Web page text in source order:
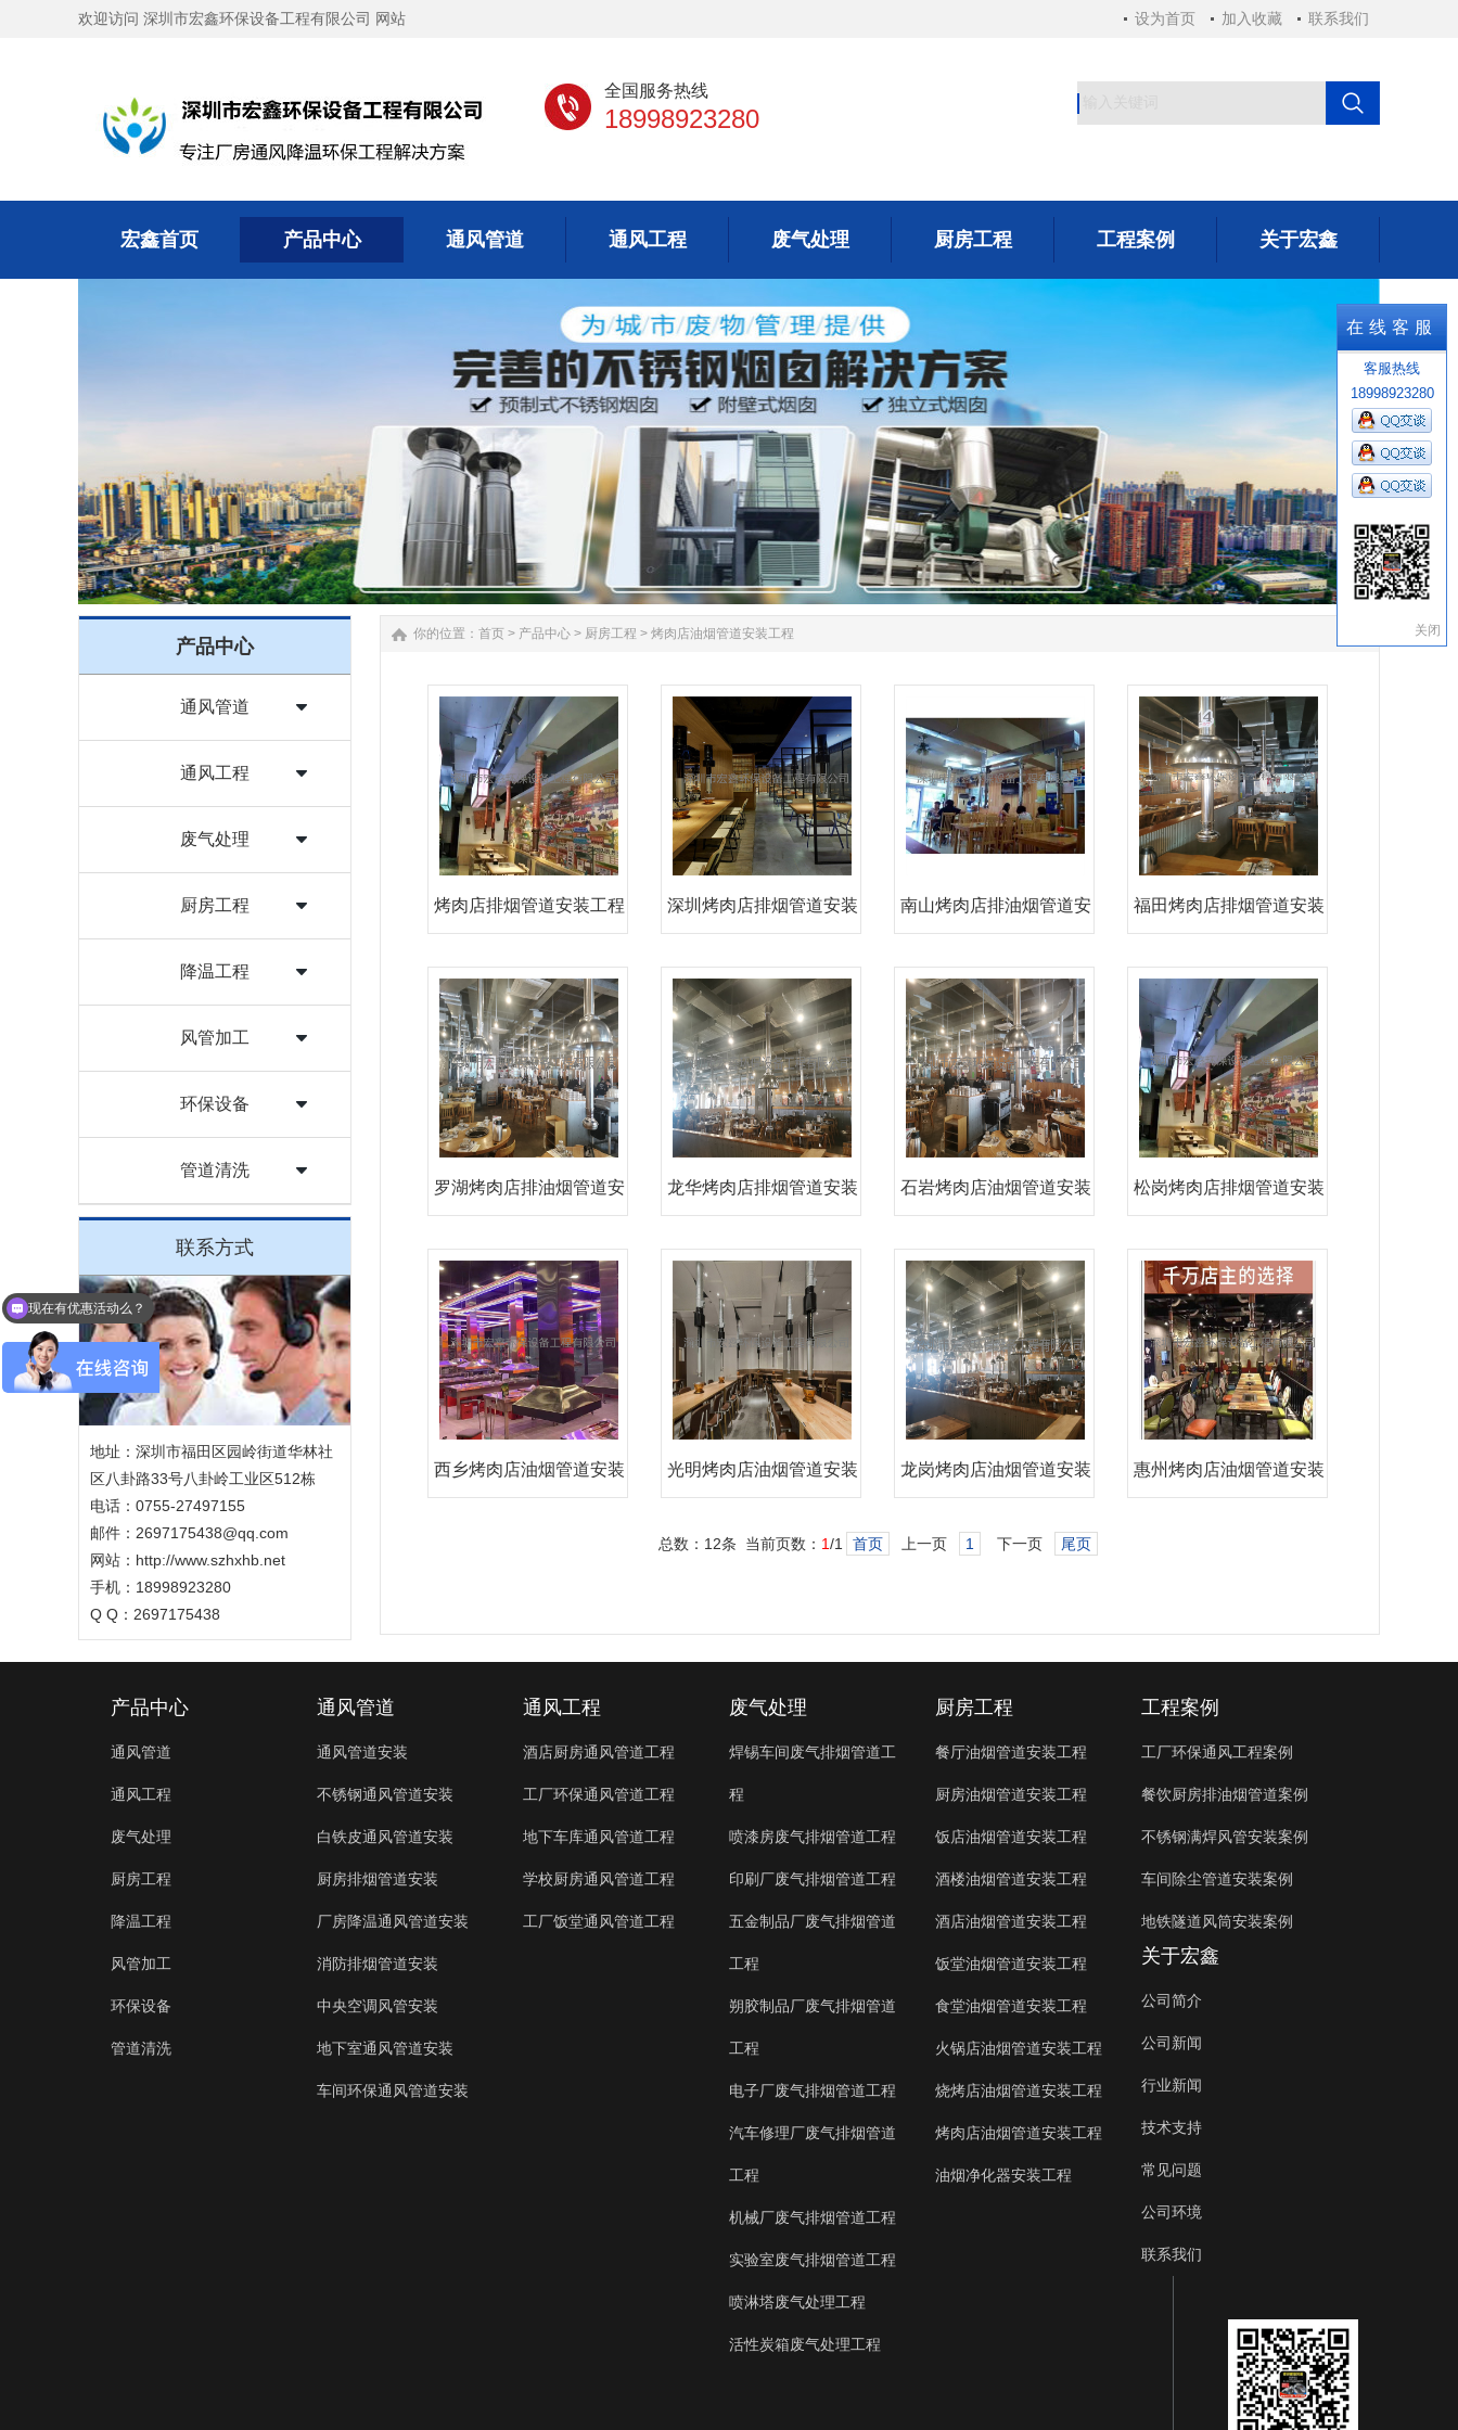
欢迎访问 深圳市宏鑫环保设备工程有限公司 网站 设为首页 加入收藏 联系我们
全国服务热线
18998923280
宏鑫首页 产品中心 通风管道 通风工程 废气处理 厨房工程 工程案例 关于宏鑫
1
产品中心
通风管道
通风工程
废气处理
厨房工程
降温工程
风管加工
环保设备
管道清洗
联系方式
地址：深圳市福田区园岭街道华林社
区八卦路33号八卦岭工业区512栋
电话：0755-27497155
邮件：2697175438@qq.com
网站：http://www.szhxhb.net
手机：18998923280
Q Q：2697175438
你的位置： 首页 > 产品中心 > 厨房工程 > 烤肉店油烟管道安装工程
烤肉店排烟管道安装工程 深圳烤肉店排烟管道安装 南山烤肉店排油烟管道安 福田烤肉店排烟管道安装
罗湖烤肉店排油烟管道安 龙华烤肉店排烟管道安装 石岩烤肉店油烟管道安装 松岗烤肉店排烟管道安装
西乡烤肉店油烟管道安装 光明烤肉店油烟管道安装 龙岗烤肉店油烟管道安装 惠州烤肉店油烟管道安装
总数：12条 当前页数： 1/1 首页 上一页 1 下一页 尾页
产品中心
通风管道
通风工程
废气处理
厨房工程
降温工程
风管加工
环保设备
管道清洗
通风管道
通风管道安装
不锈钢通风管道安装
白铁皮通风管道安装
厨房排烟管道安装
厂房降温通风管道安装
消防排烟管道安装
中央空调风管安装
地下室通风管道安装
车间环保通风管道安装
通风工程
酒店厨房通风管道工程
工厂环保通风管道工程
地下车库通风管道工程
学校厨房通风管道工程
工厂饭堂通风管道工程
废气处理
焊锡车间废气排烟管道工
程
喷漆房废气排烟管道工程
印刷厂废气排烟管道工程
五金制品厂废气排烟管道
工程
朔胶制品厂废气排烟管道
工程
电子厂废气排烟管道工程
汽车修理厂废气排烟管道
工程
机械厂废气排烟管道工程
实验室废气排烟管道工程
喷淋塔废气处理工程
活性炭箱废气处理工程
厨房工程
餐厅油烟管道安装工程
厨房油烟管道安装工程
饭店油烟管道安装工程
酒楼油烟管道安装工程
酒店油烟管道安装工程
饭堂油烟管道安装工程
食堂油烟管道安装工程
火锅店油烟管道安装工程
烧烤店油烟管道安装工程
烤肉店油烟管道安装工程
油烟净化器安装工程
工程案例
工厂环保通风工程案例
餐饮厨房排油烟管道案例
不锈钢满焊风管安装案例
车间除尘管道安装案例
地铁隧道风筒安装案例
关于宏鑫
公司简介
公司新闻
行业新闻
技术支持
常见问题
公司环境
联系我们
在线客服
客服热线
18998923280
关闭
现在有优惠活动么？